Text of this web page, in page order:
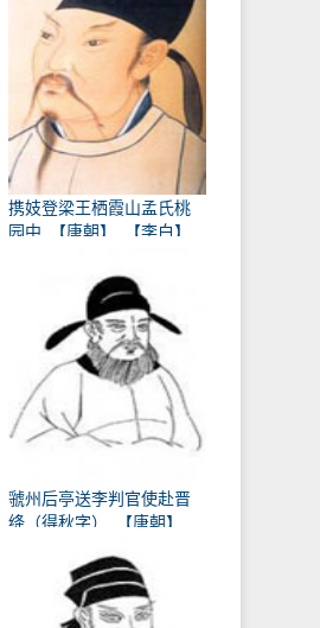
携妓登梁王栖霞山孟氏桃
园中_【唐朝】_【李白】
虢州后亭送李判官使赴晋
绛（得秋字）_【唐朝】